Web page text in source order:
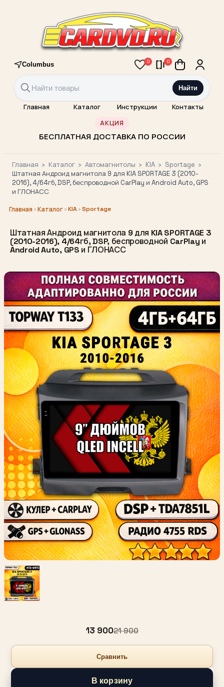
Columbus 0 0
Найти
Главная Каталог Инструкции Контакты
АКЦИЯ
БЕСПЛАТНАЯ ДОСТАВКА ПО РОССИИ
Главная › Каталог › Автомагнитолы › KIA › Sportage ›
Штатная Андроид магнитола 9 для KIA SPORTAGE 3 (2010-
2016), 4/64гб, DSP, беспроводной CarPlay и Android Auto, GPS
и ГЛОНАСС
Главная ›Каталог›KIA›Sportage
Штатная Андроид магнитола 9 для KIA SPORTAGE 3
(2010-2016), 4/64гб, DSP, беспроводной CarPlay и
Android Auto, GPS и ГЛОНАСС
13 90021 900
Сравнить
В корзину